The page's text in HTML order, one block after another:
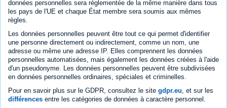
données personnelles sera réglementée de la même manière dans tous
les pays de l'UE et chaque État membre sera soumis aux mêmes
règles.
Les données personnelles peuvent être tout ce qui permet d'identifier
une personne directement ou indirectement, comme un nom, une
adresse ou même une adresse IP. Elles comprennent les données
personnelles automatisées, mais également les données créées à l'aide
d'un pseudonyme. Les données personnelles peuvent être subdivisées
en données personnelles ordinaires, spéciales et criminelles.
Pour en savoir plus sur le GDPR, consultez le site gdpr.eu , et sur les
différences entre les catégories de données à caractère personnel.